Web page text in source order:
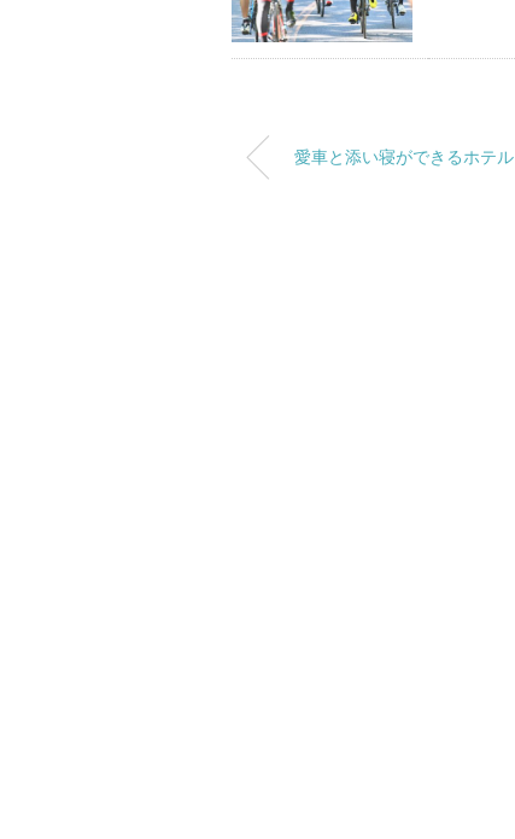
愛車と添い寝ができるホテル